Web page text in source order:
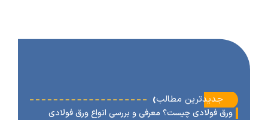
‹جدیدترین مطالب
فولادی چیست؟ معرفی و بررسی انواع ورق فولادی